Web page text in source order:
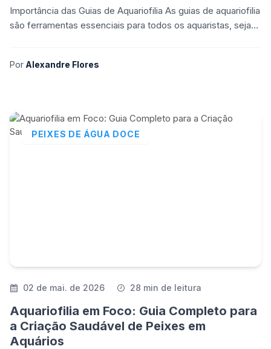
Importância das Guias de Aquariofilia As guias de aquariofilia
são ferramentas essenciais para todos os aquaristas, sejam
Por Alexandre Flores
PEIXES DE ÁGUA DOCE
02 de mai. de 2026 28 min de leitura
Aquariofilia em Foco: Guia Completo para
a Criação Saudável de Peixes em
Aquários